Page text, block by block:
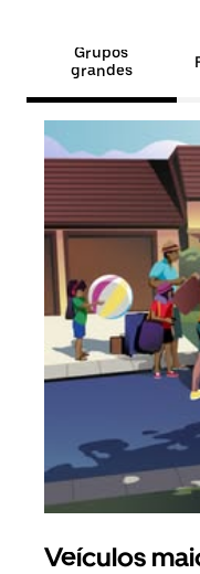
Grupos
grandes
Veículos